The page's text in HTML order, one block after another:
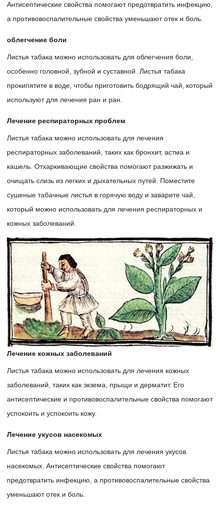
Антисептические свойства помогают предотвратить инфекцию,
а противовоспалительные свойства уменьшают отек и боль.
облегчение боли
Листья табака можно использовать для облегчения боли,
особенно головной, зубной и суставной. Листья табака
прокипятите в воде, чтобы приготовить бодрящий чай, который
используют для лечения ран и ран.
Лечение респираторных проблем
Листья табака можно использовать для лечения
респираторных заболеваний, таких как бронхит, астма и
кашель. Отхаркивающие свойства помогают разжижать и
очищать слизь из легких и дыхательных путей. Поместите
сушеные табачные листья в горячую воду и заварите чай,
который можно использовать для лечения респираторных и
кожных заболеваний.
Лечение кожных заболеваний
Листья табака можно использовать для лечения кожных
заболеваний, таких как экзема, прыщи и дерматит. Его
антисептические и противовоспалительные свойства помогают
успокоить и успокоить кожу.
Лечение укусов насекомых
Листья табака можно использовать для лечения укусов
насекомых. Антисептические свойства помогают
предотвратить инфекцию, а противовоспалительные свойства
уменьшают отек и боль.